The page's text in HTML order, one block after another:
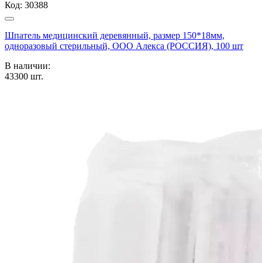
Код: 30388
Шпатель медицинский деревянный, размер 150*18мм,
одноразовый стерильный, ООО Алекса (РОССИЯ), 100 шт
В наличии:
43300 шт.